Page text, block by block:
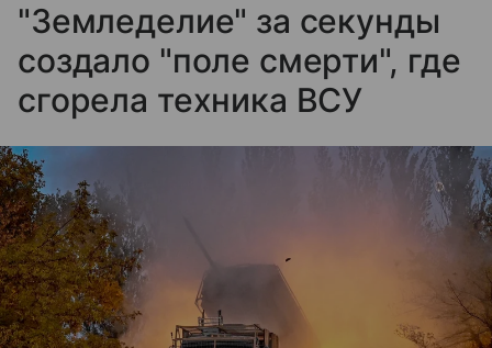
"Земледелие" за секунды
создало "поле смерти", где
сгорела техника ВСУ